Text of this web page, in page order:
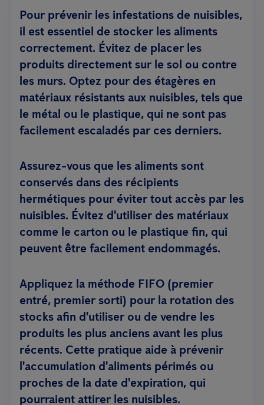
Pour prévenir les infestations de nuisibles,
il est essentiel de stocker les aliments
correctement. Évitez de placer les
produits directement sur le sol ou contre
les murs. Optez pour des étagères en
matériaux résistants aux nuisibles, tels que
le métal ou le plastique, qui ne sont pas
facilement escaladés par ces derniers.
Assurez-vous que les aliments sont
conservés dans des récipients
hermétiques pour éviter tout accès par les
nuisibles. Évitez d'utiliser des matériaux
comme le carton ou le plastique fin, qui
peuvent être facilement endommagés.
Appliquez la méthode FIFO (premier
entré, premier sorti) pour la rotation des
stocks afin d'utiliser ou de vendre les
produits les plus anciens avant les plus
récents. Cette pratique aide à prévenir
l'accumulation d'aliments périmés ou
proches de la date d'expiration, qui
pourraient attirer les nuisibles.